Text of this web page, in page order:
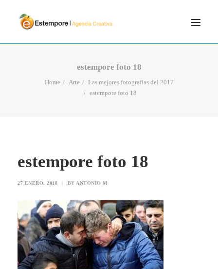
estempore foto 18
Home Arte
Las mejores fotografías del 2017
estempore foto 18
estempore foto 18
27 ENERO, 2018 | BY ANTONIO M